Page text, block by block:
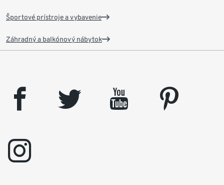
Športové prístroje a vybavenie
Záhradný a balkónový nábytok
facebook twitter youtube
pinterest
instagram